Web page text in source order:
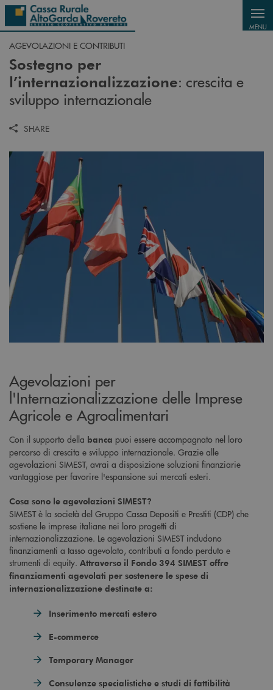
Salta al contenuto principale
MENU
AGEVOLAZIONI E CONTRIBUTI
Sostegno per
l’internazionalizzazione: crescita e
sviluppo internazionale
SHARE
Agevolazioni per
l'Internazionalizzazione delle Imprese
Agricole e Agroalimentari
Con il supporto della banca puoi essere accompagnato nel loro
percorso di crescita e sviluppo internazionale. Grazie alle
agevolazioni SIMEST, avrai a disposizione soluzioni finanziarie
vantaggiose per favorire l'espansione sui mercati esteri.
Cosa sono le agevolazioni SIMEST?
SIMEST è la società del Gruppo Cassa Depositi e Prestiti (CDP) che
sostiene le imprese italiane nei loro progetti di
internazionalizzazione. Le agevolazioni SIMEST includono
finanziamenti a tasso agevolato, contributi a fondo perduto e
strumenti di equity. Attraverso il Fondo 394 SIMEST offre
finanziamenti agevolati per sostenere le spese di
internazionalizzazione destinate a:
Inserimento mercati estero
E-commerce
Temporary Manager
Consulenze specialistiche e studi di fattibilità